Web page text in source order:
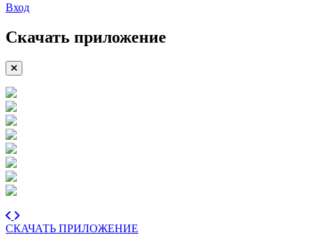
Вход
Скачать приложение
СКАЧАТЬ ПРИЛОЖЕНИЕ